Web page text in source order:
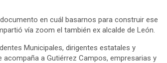
en cuál basarnos para construir ese
vía zoom el también ex alcalde de León.
Municipales, dirigentes estatales y
a Gutiérrez Campos, empresarias y